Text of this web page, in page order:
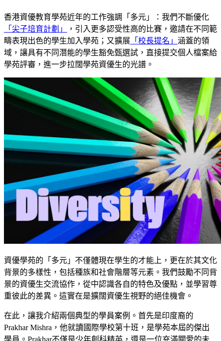
香港資優教育學苑近年的工作強調「多元」：我們不斷優化
「尖子培育計劃」
，引入更多認受性高的比賽，邀請在不同範
疇表現出色的學生加入學苑；又擴展 「校長提名」 涵蓋的領
域，讓具有不同潛能的學生豁免甄選試，直接提交個人檔案給
學苑評審，進一步拉闊學苑資優生的光譜。
資優學苑的「多元」不僅體現在學生的才能上，更在於其文化
背景的多樣性，包括種族和社會階層等元素。我們鼓勵不同背
景的資優生交流協作，從中認識各自的特色及優點，並學習尊
重彼此的差異。這實在是擴闊資優生視野的絕佳機會。
在此，讓我介紹兩個典型的學員案例。首先是印度裔的
Prakhar Mishra，他就讀國際學校第十班，是學苑本屆的傑出
學員。Prakhar不僅是少年創科精英，還是一位充滿關愛的未